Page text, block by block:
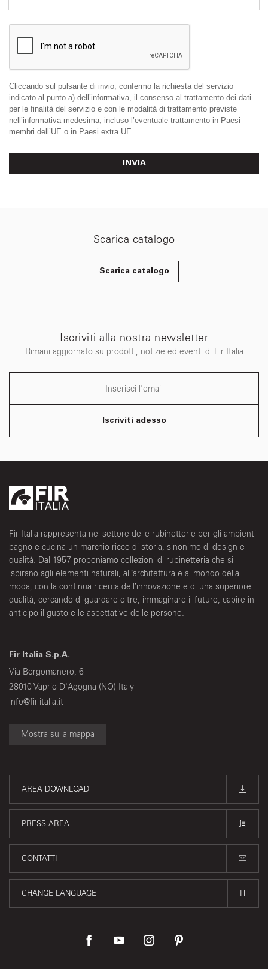
Cliccando sul pulsante di invio, confermo la richiesta del servizio
indicato al punto a) dell’informativa, il consenso al trattamento dei dati
per le finalità del servizio e con le modalità di trattamento previste
nell’informativa medesima, incluso l’eventuale trattamento in Paesi
membri dell’UE o in Paesi extra UE.
INVIA
Scarica catalogo
Scarica catalogo
Iscriviti alla nostra newsletter
Rimani aggiornato su prodotti, notizie ed eventi di Fir Italia
Iscriviti adesso
Fir Italia rappresenta nel settore delle rubinetterie per gli ambienti
bagno e cucina un marchio ricco di storia, sinonimo di design e
qualità. Dal 1957 proponiamo collezioni di rubinetteria che si
ispirano agli elementi naturali, all’architettura e al mondo della
moda, con la continua ricerca dell’innovazione e di una superiore
qualità, cercando di guardare oltre, immaginare il futuro, capire in
anticipo il gusto e le aspettative delle persone.
Fir Italia S.p.A.
Via Borgomanero, 6
28010 Vaprio D'Agogna (NO) Italy
info@fir-italia.it
Mostra sulla mappa
AREA DOWNLOAD
PRESS AREA
CONTATTI
CHANGE LANGUAGE IT